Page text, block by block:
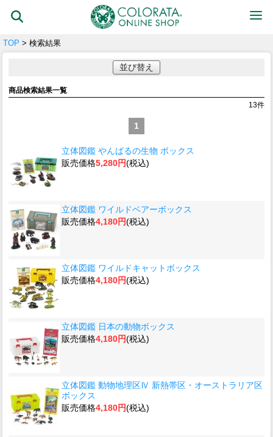
TOP > 検索結果
並び替え
商品検索結果一覧
13件
1
立体図鑑 やんばるの生物 ボックス
販売価格5,280円(税込)
立体図鑑 ワイルドベアーボックス
販売価格4,180円(税込)
立体図鑑 ワイルドキャットボックス
販売価格4,180円(税込)
立体図鑑 日本の動物ボックス
販売価格4,180円(税込)
立体図鑑 動物地理区Ⅳ 新熱帯区・オーストラリア区
ボックス
販売価格4,180円(税込)